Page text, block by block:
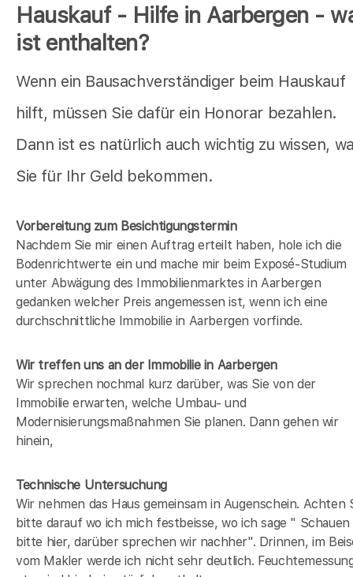
Hauskauf - Hilfe in Aarbergen -
ist enthalten?
Wenn ein Bausachverständiger beim Hauskauf
hilft, müssen Sie dafür ein Honorar bezahlen.
Dann ist es natürlich auch wichtig zu wissen,
Sie für Ihr Geld bekommen.
Vorbereitung zum Besichtigungstermin
Nachdem Sie mir einen Auftrag erteilt haben, hole ich die
Bodenrichtwerte ein und mache mir beim Exposé-Studium
unter Abwägung des Immobilienmarktes in Aarbergen
gedanken welcher Preis angemessen ist, wenn ich eine
durchschnittliche Immobilie in Aarbergen vorfinde.
Wir treffen uns an der Immobilie in Aarbergen
Wir sprechen nochmal kurz darüber, was Sie von der
Immobilie erwarten, welche Umbau- und
Modernisierungsmaßnahmen Sie planen. Dann gehen wir
hinein,
Technische Untersuchung
Wir nehmen das Haus gemeinsam in Augenschein. Achten
bitte darauf wo ich mich festbeisse, wo ich sage " Schauen
bitte hier, darüber sprechen wir nachher". Drinnen, im
vom Makler werde ich nicht sehr deutlich.